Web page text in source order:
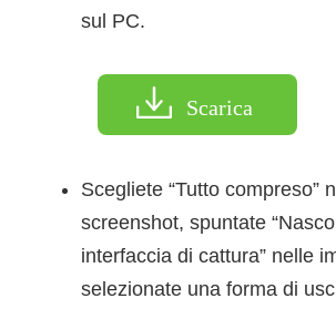
sul PC.
Scarica
Scegliete “Tutto compreso”
screenshot, spuntate
interfaccia di cattura” nelle
selezionate una forma di